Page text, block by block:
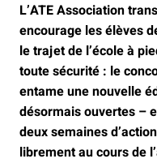
L’ATE Association
encourage les élèves
le trajet de l’école à
toute sécurité : le
entame une nouvelle
désormais ouvertes –
deux semaines
librement au cours de